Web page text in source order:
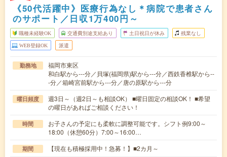
《50代活躍中》医療行為なし＊病院で患者さん
のサポート／日収1万400円～
職種未経験OK 交通費別途支給あり 土日祝日が休み 残業なし
WEB登録OK 派遣
勤務地
福岡市東区
和白駅から---分／貝塚(福岡県)駅から---分／西鉄香椎駅から--
-分／箱崎宮前駅から---分／唐の原駅から---分
曜日頻度
週3日～（週2日～も相談OK） ■曜日固定の相談OK！ ■希望
の曜日があればご相談ください！
時間
お子さんの予定にも柔軟に調整可能です。シフト例9:00～
18:00（休憩60分）7:00～16:00…
期間 【現在も積極採用中！急募！】■2カ月～